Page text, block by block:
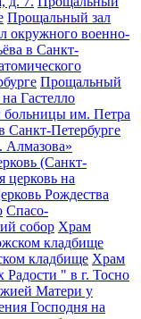
Прощальный зал
окружного военно-
в Санкт-
Прощальный
Гастелло
больницы им. Петра
Петербурге
(Санкт-
церковь на
Рождества
Спасо-
собор Храм
кладбище
кладбище Храм
" в г. Тосно
Матери у
Господня на